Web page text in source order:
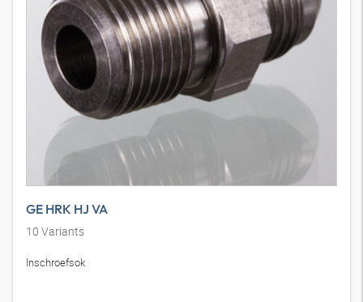
GE HRK HJ VA
10 Variants
Inschroefsok